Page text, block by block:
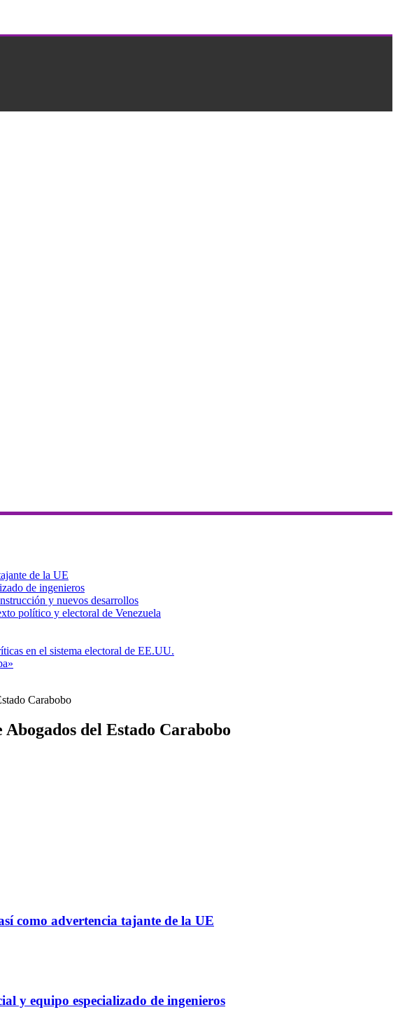
de la UE
de ingenieros
y nuevos desarrollos
político y electoral de Venezuela
en el sistema electoral de EE.UU.
Carabobo
del Estado Carabobo
como advertencia tajante de la UE
y equipo especializado de ingenieros